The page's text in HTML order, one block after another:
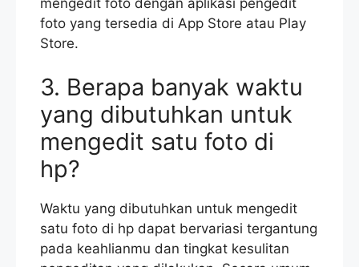
foto yang tersedia di App Store atau Play
Store.
3. Berapa banyak waktu
yang dibutuhkan untuk
mengedit satu foto di
hp?
Waktu yang dibutuhkan untuk mengedit
satu foto di hp dapat bervariasi tergantung
pada keahlianmu dan tingkat kesulitan